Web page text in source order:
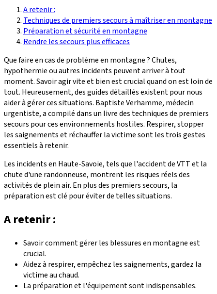
A retenir :
Techniques de premiers secours à maîtriser en montagne
Préparation et sécurité en montagne
Rendre les secours plus efficaces
Que faire en cas de problème en montagne ? Chutes,
hypothermie ou autres incidents peuvent arriver à tout
moment. Savoir agir vite et bien est crucial quand on est loin de
tout. Heureusement, des guides détaillés existent pour nous
aider à gérer ces situations. Baptiste Verhamme, médecin
urgentiste, a compilé dans un livre des techniques de premiers
secours pour ces environnements hostiles. Respirer, stopper
les saignements et réchauffer la victime sont les trois gestes
essentiels à retenir.
Les incidents en Haute-Savoie, tels que l'accident de VTT et la
chute d'une randonneuse, montrent les risques réels des
activités de plein air. En plus des premiers secours, la
préparation est clé pour éviter de telles situations.
A retenir :
Savoir comment gérer les blessures en montagne est
crucial.
Aidez à respirer, empêchez les saignements, gardez la
victime au chaud.
La préparation et l'équipement sont indispensables.